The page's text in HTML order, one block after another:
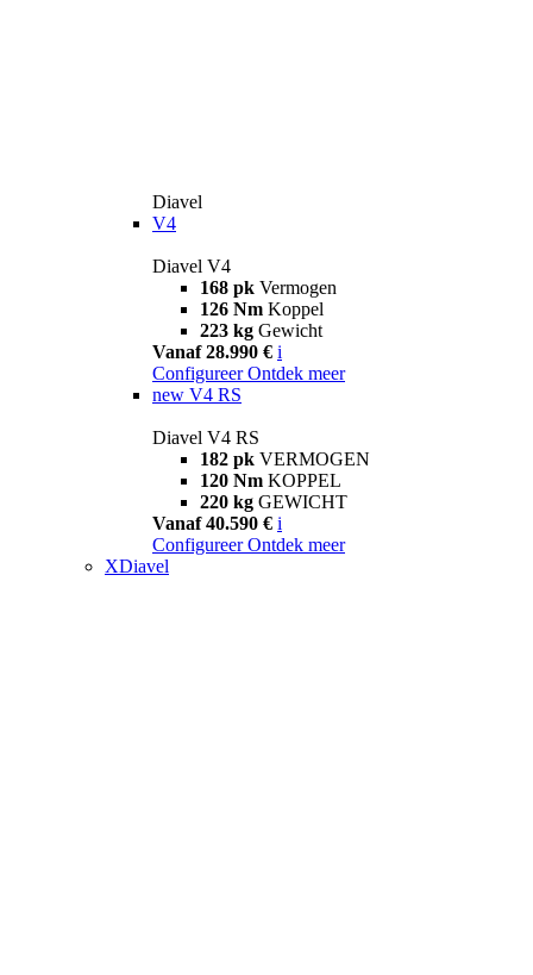
Diavel
V4
Diavel V4
168 pk Vermogen
126 Nm Koppel
223 kg Gewicht
Vanaf 28.990 € i
Configureer Ontdek meer
new V4 RS
Diavel V4 RS
182 pk VERMOGEN
120 Nm KOPPEL
220 kg GEWICHT
Vanaf 40.590 € i
Configureer Ontdek meer
XDiavel